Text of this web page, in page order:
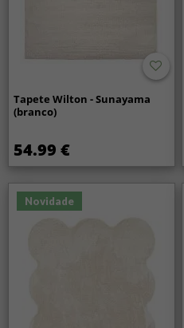
Tapete Wilton - Sunayama
(branco)
54.99 €
Novidade